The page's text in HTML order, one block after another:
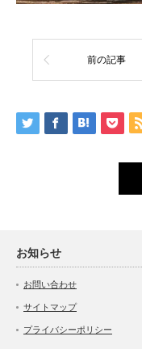
前の記事
お知らせ
お問い合わせ
サイトマップ
プライバシーポリシー